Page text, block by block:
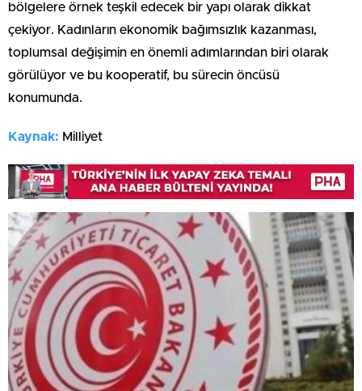
bölgelere örnek teşkil edecek bir yapı olarak dikkat
çekiyor. Kadınların ekonomik bağımsızlık kazanması,
toplumsal değişimin en önemli adımlarından biri olarak
görülüyor ve bu kooperatif, bu sürecin öncüsü
konumunda.
Kaynak: Milliyet